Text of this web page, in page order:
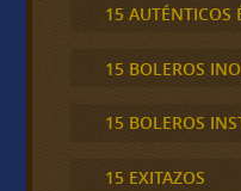
15 AUTÉNTICOS
15 BOLEROS
15 BOLEROS
15 EXITAZOS